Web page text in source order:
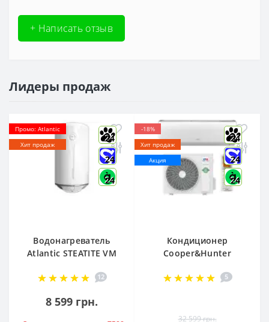
+ Написать отзыв
Лидеры продаж
Промо: Atlantic
Хит продаж
24
24
24
Водонагреватель
Atlantic STEATITE VM
851188
12
8 599 грн.
-18%
Хит продаж
Акция
24
24
24
Кондиционер
Cooper&Hunter
S12FTXLA2-NG (WI-
5
32 599 грн.